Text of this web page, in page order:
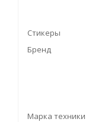
Стикеры
Бренд
Марка техники